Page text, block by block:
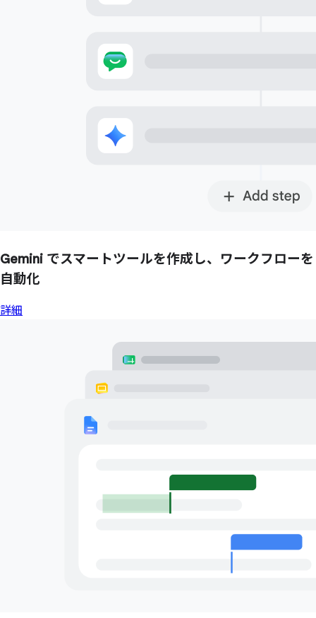
Gemini でスマートツールを作成し、 ワークフローを
自動化
詳細